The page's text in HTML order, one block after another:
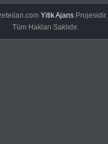
Yitik Ajans Projesidir.
Tüm Hakları Saklıdır.